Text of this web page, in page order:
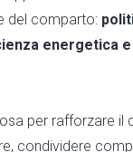
del comparto:
energetica
per rafforzare il
condividere